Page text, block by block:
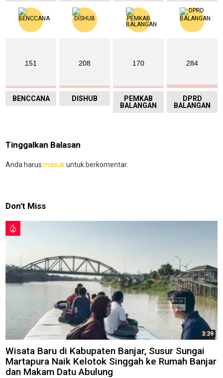
151
BENCCANA
208
DISHUB
170
PEMKAB
BALANGAN
284
DPRD
BALANGAN
Tinggalkan Balasan
Anda harus masukuntuk berkomentar.
Don't Miss
3:39
Wisata Baru di Kabupaten Banjar, Susur Sungai
Martapura Naik Kelotok Singgah ke Rumah Banjar
dan Makam Datu Abulung